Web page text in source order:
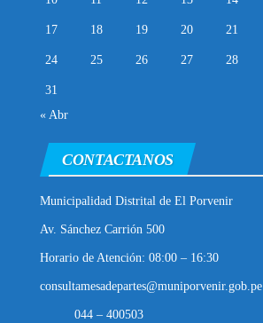
17 18 19 20 21
24 25 26 27 28
31
« Abr
CONTACTANOS
Municipalidad Distrital de El Porvenir
Av. Sánchez Carrión 500
Horario de Atención: 08:00 – 16:30
consultamesadepartes@muniporvenir.gob.pe
044 – 400503